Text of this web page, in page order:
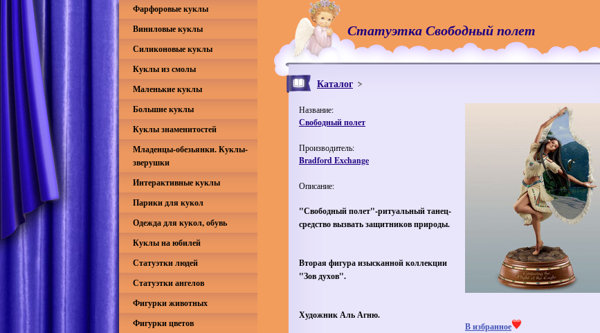
Статуэтка Свободный полет
Каталог
Название:
Свободный полет
Производитель:
Bradford Exchange
Описание:
"Свободный полет"-ритуальный танец-
средство вызвать защитников природы.
Вторая фигура изысканной коллекции
"Зов духов".
Художник Аль Агню.
В избранное
Фарфоровые куклы
Виниловые куклы
Силиконовые куклы
Куклы из смолы
Маленькие куклы
Большие куклы
Куклы знаменитостей
Младенцы-обезьянки. Куклы-
зверушки
Интерактивные куклы
Парики для кукол
Одежда для кукол, обувь
Куклы на юбилей
Статуэтки людей
Статуэтки ангелов
Фигурки животных
Фигурки цветов